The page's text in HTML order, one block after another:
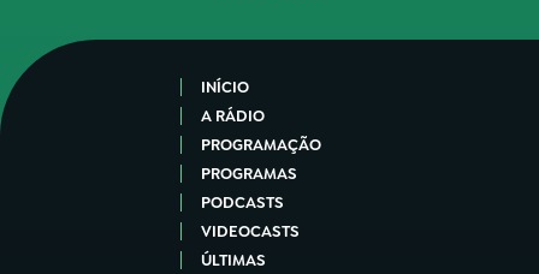
INÍCIO
A RÁDIO
PROGRAMAÇÃO
PROGRAMAS
PODCASTS
VIDEOCASTS
ÚLTIMAS